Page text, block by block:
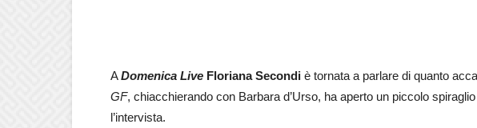
ADomenica Live Floriana Secondi è tornata a parlare di quanto
GF, chiacchierando con Barbara d’Urso, ha aperto un piccolo
l’intervista.